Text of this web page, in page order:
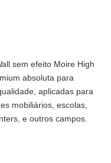
sem efeito Moire High
absoluta para
aplicadas para
mobiliários, escolas,
e outros campos.